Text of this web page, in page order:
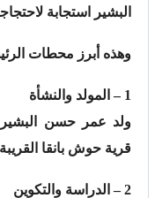
البشير استجابة
وهذه أبرز محطات
1 – المولد والنشأة
قرية حوش بانقا
2 – الدراسة والتكوين